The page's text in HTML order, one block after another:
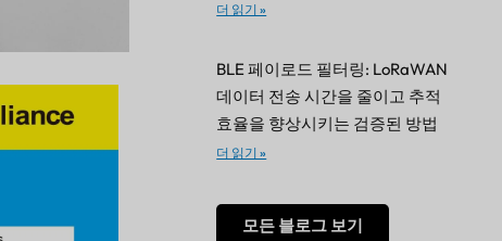
더 읽기 »
BLE 페이로드 필터링: LoRaWAN
데이터 전송 시간을 줄이고 추적
효율을 향상시키는 검증된 방법
더 읽기 »
모든 블로그 보기